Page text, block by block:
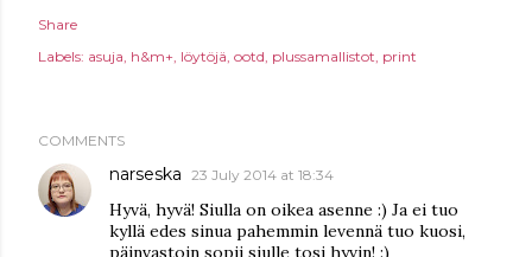
Share
Labels: asuja h&m+ löytöjä ootd plussamallistot print
COMMENTS
narseska 23 July 2014 at 18:34
Hyvä, hyvä! Siulla on oikea asenne :) Ja ei tuo
kyllä edes sinua pahemmin levennä tuo kuosi,
päinvastoin sopii siulle tosi hyvin! :)